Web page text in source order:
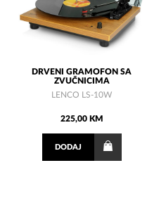
DRVENI GRAMOFON SA
ZVUČNICIMA
LENCO LS-10W
225,00 KM
DODAJ